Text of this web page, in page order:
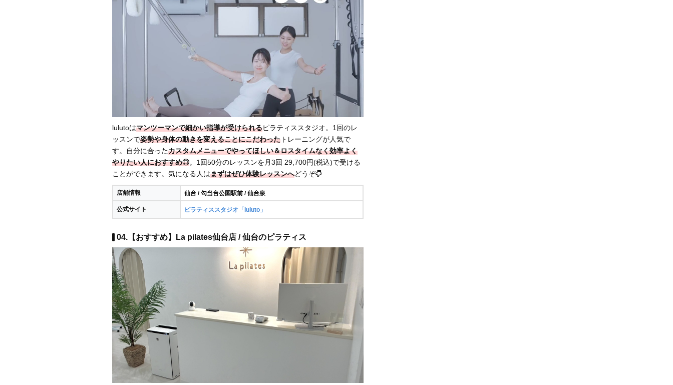
lulutoはマンツーマンで細かい指導が受けられるピラティススタジオ。1回のレ
ッスンで姿勢や身体の動きを変えることにこだわったトレーニングが人気で
す。自分に合ったカスタムメニューでやってほしい＆ロスタイムなく効率よく
やりたい人におすすめ◎。1回50分のレッスンを月3回 29,700円(税込)で受ける
ことができます。気になる人はまずはぜひ体験レッスンへどうぞ
店舗情報 仙台 / 勾当台公園駅前 / 仙台泉
公式サイト ピラティススタジオ「luluto」
04.【おすすめ】La pilates仙台店 / 仙台のピラティス